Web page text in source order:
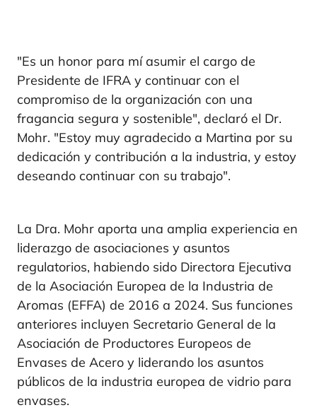
"Es un honor para mí asumir el cargo de
Presidente de IFRA y continuar con el
compromiso de la organización con una
fragancia segura y sostenible", declaró el Dr.
Mohr. "Estoy muy agradecido a Martina por su
dedicación y contribución a la industria, y estoy
deseando continuar con su trabajo".
La Dra. Mohr aporta una amplia experiencia en
liderazgo de asociaciones y asuntos
regulatorios, habiendo sido Directora Ejecutiva
de la Asociación Europea de la Industria de
Aromas (EFFA) de 2016 a 2024. Sus funciones
anteriores incluyen Secretario General de la
Asociación de Productores Europeos de
Envases de Acero y liderando los asuntos
públicos de la industria europea de vidrio para
envases.